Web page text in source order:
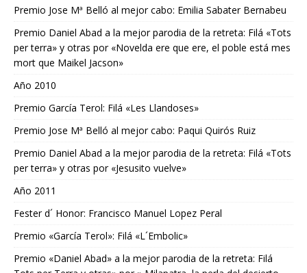
Premio Jose Mª Belló al mejor cabo: Emilia Sabater Bernabeu
Premio Daniel Abad a la mejor parodia de la retreta: Filá «Tots
per terra» y otras por «Novelda ere que ere, el poble está mes
mort que Maikel Jacson»
Año 2010
Premio García Terol: Filá «Les Llandoses»
Premio Jose Mª Belló al mejor cabo: Paqui Quirós Ruiz
Premio Daniel Abad a la mejor parodia de la retreta: Filá «Tots
per terra» y otras por «Jesusito vuelve»
Año 2011
Fester d´ Honor: Francisco Manuel Lopez Peral
Premio «García Terol»: Filá «L´Embolic»
Premio «Daniel Abad» a la mejor parodia de la retreta: Filá